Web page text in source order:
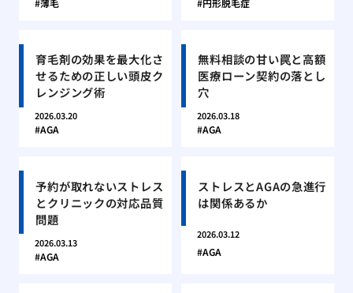
育毛剤の効果を最大化さ
せるための正しい頭皮ク
レンジング術
2026.03.20
AGA
無料相談の甘い罠と高額
医療ローン契約の落とし
穴
2026.03.18
AGA
予約が取れないストレス
とクリニックの対応品質
問題
2026.03.13
AGA
ストレスとAGAの急進行
は関係あるか
2026.03.12
AGA